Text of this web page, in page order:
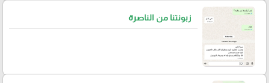
زبونتنا من الناصرة